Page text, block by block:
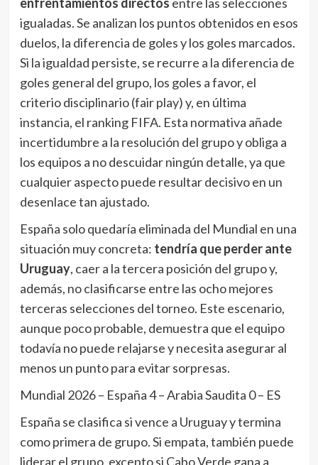
igualadas. Se analizan los puntos obtenidos en esos
duelos, la diferencia de goles y los goles marcados.
Si la igualdad persiste, se recurre a la diferencia de
goles general del grupo, los goles a favor, el
criterio disciplinario (fair play) y, en última
instancia, el ranking FIFA. Esta normativa añade
incertidumbre a la resolución del grupo y obliga a
los equipos a no descuidar ningún detalle, ya que
cualquier aspecto puede resultar decisivo en un
desenlace tan ajustado.
España solo quedaría eliminada del Mundial en una
situación muy concreta: tendría que perder ante
Uruguay, caer a la tercera posición del grupo y,
además, no clasificarse entre las ocho mejores
terceras selecciones del torneo. Este escenario,
aunque poco probable, demuestra que el equipo
todavía no puede relajarse y necesita asegurar al
menos un punto para evitar sorpresas.
Mundial 2026 – España 4 – Arabia Saudita 0 – ES
España se clasifica si vence a Uruguay y termina
como primera de grupo. Si empata, también puede
liderar el grupo, excepto si Cabo Verde gana a